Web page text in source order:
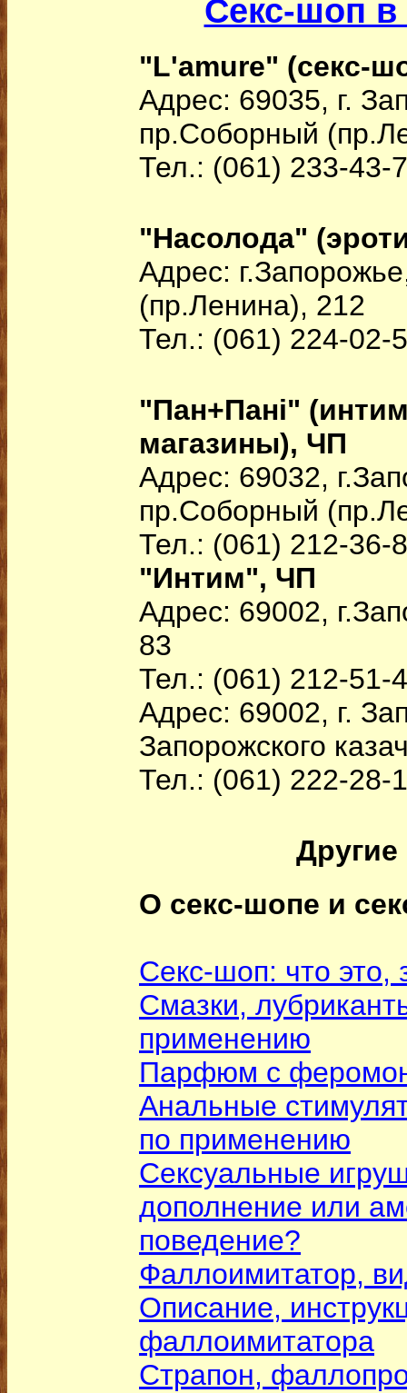
Секс-шоп
"L'amure" (секс-
Адрес: 69035, г.
пр.Соборный
Тел.: (061) 233-43-
"Насолода"
Адрес:
(пр.Ленина), 212
Тел.: (061) 224-02-
"Пан+Пані"
магазины), ЧП
Адрес: 69032,
пр.Соборный
Тел.: (061) 212-36-
"Интим", ЧП
Адрес: 69002,
83
Тел.: (061) 212-51-
Адрес: 69002, г.
Запорожского
Тел.: (061) 222-28-
Другие
О секс-шопе и
Секс-шоп: что это,
Смазки,
применению
Парфюм с
Анальные
по применению
Сексуальные
дополнение или
поведение?
Фаллоимитатор,
Описание,
фаллоимитатора
Страпон,